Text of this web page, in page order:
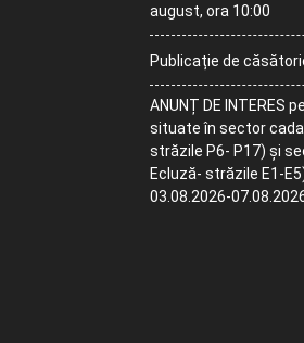
august, ora 10:00
Publicație de
ANUNȚ DE INTERES
situate în sector
străzile P6- P17) și
Ecluză- străzile E1-
03.08.2026-